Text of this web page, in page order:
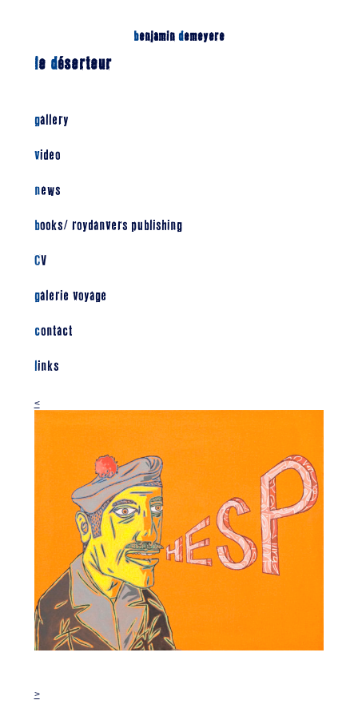
benjamin demeyere
le déserteur
gallery
video
news
books/ roydanvers publishing
CV
galerie voyage
contact
links
<
>